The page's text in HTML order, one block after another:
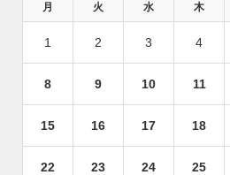
月 火 水 木
1 2 3 4
8 9 10 11
15 16 17 18
22 23 24 25